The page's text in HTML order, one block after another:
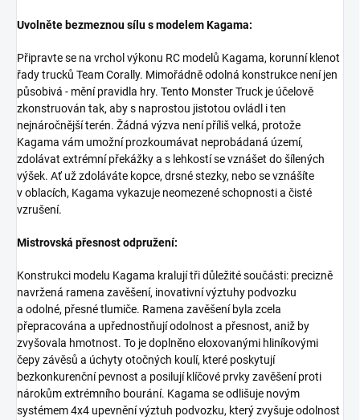
Uvolněte bezmeznou sílu s modelem Kagama:
Připravte se na vrchol výkonu RC modelů Kagama, korunní klenot
řady trucků Team Corally. Mimořádně odolná konstrukce není jen
působivá - mění pravidla hry. Tento Monster Truck je účelově
zkonstruován tak, aby s naprostou jistotou ovládl i ten
nejnáročnější terén. Žádná výzva není příliš velká, protože
Kagama vám umožní prozkoumávat neprobádaná území,
zdolávat extrémní překážky a s lehkostí se vznášet do šílených
výšek. Ať už zdoláváte kopce, drsné stezky, nebo se vznášíte
v oblacích, Kagama vykazuje neomezené schopnosti a čisté
vzrušení.
Mistrovská přesnost odpružení:
Konstrukci modelu Kagama kralují tři důležité součásti: precizně
navržená ramena zavěšení, inovativní výztuhy podvozku
a odolné, přesné tlumiče. Ramena zavěšení byla zcela
přepracována a upřednostňují odolnost a přesnost, aniž by
zvyšovala hmotnost. To je doplněno eloxovanými hliníkovými
čepy závěsů a úchyty otočných koulí, které poskytují
bezkonkurenční pevnost a posilují klíčové prvky zavěšení proti
nárokům extrémního bourání. Kagama se odlišuje novým
systémem 4x4 upevnění výztuh podvozku, který zvyšuje odolnost